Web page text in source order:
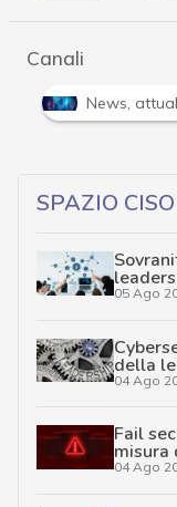
Canali
Attacchi
SPAZIO CISO
05 Ago
della
04 Ago
Fail
misura
04 Ago